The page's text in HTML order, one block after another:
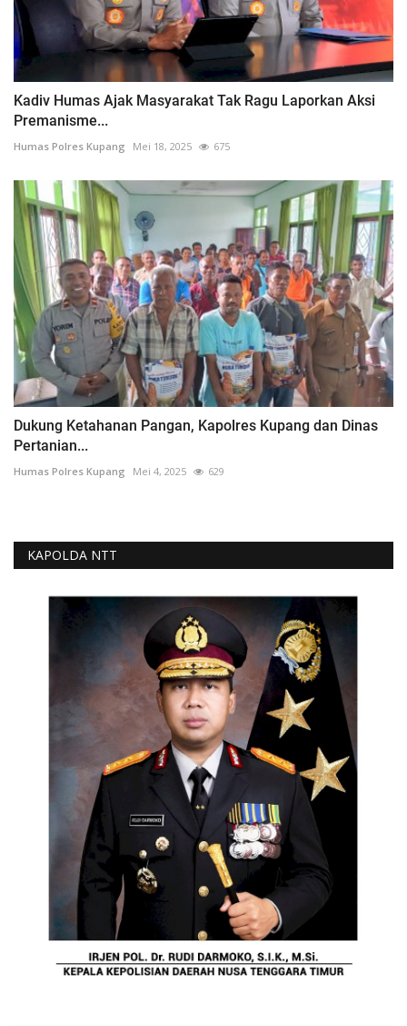
Kadiv Humas Ajak Masyarakat Tak Ragu Laporkan Aksi
Premanisme...
Humas Polres Kupang Mei 18, 2025 675
Dukung Ketahanan Pangan, Kapolres Kupang dan Dinas
Pertanian...
Humas Polres Kupang Mei 4, 2025 629
KAPOLDA NTT